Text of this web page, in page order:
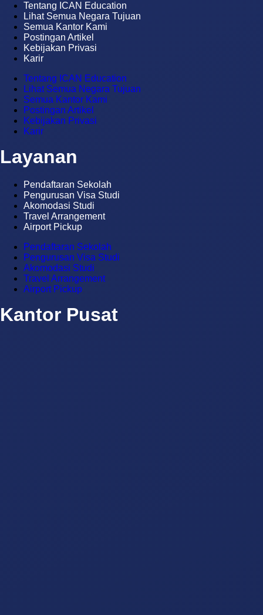
Tentang ICAN Education
Lihat Semua Negara Tujuan
Semua Kantor Kami
Postingan Artikel
Kebijakan Privasi
Karir
Tentang ICAN Education
Lihat Semua Negara Tujuan
Semua Kantor Kami
Postingan Artikel
Kebijakan Privasi
Karir
Layanan
Pendaftaran Sekolah
Pengurusan Visa Studi
Akomodasi Studi
Travel Arrangement
Airport Pickup
Pendaftaran Sekolah
Pengurusan Visa Studi
Akomodasi Studi
Travel Arrangement
Airport Pickup
Kantor Pusat